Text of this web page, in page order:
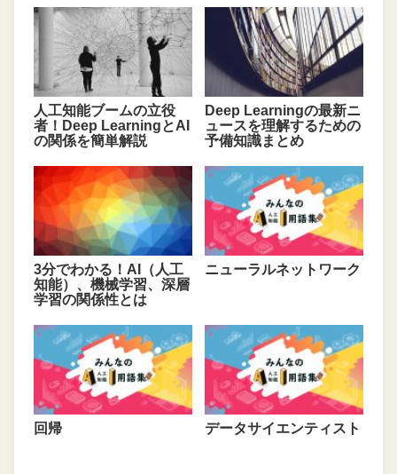
人工知能ブームの立役
者！Deep LearningとAI
の関係を簡単解説
Deep Learningの最新ニ
ュースを理解するための
予備知識まとめ
3分でわかる！AI（人工
知能）、機械学習、深層
学習の関係性とは
ニューラルネットワーク
回帰 データサイエンティスト